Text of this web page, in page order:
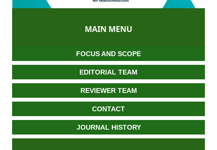
MAIN MENU
FOCUS AND SCOPE
EDITORIAL TEAM
REVIEWER TEAM
CONTACT
JOURNAL HISTORY